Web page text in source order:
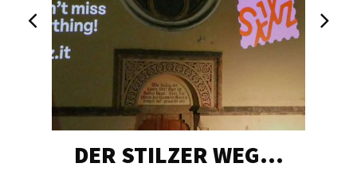
DER STILZER WEG…